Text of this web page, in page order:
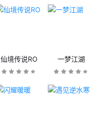
仙境传说RO 一梦江湖